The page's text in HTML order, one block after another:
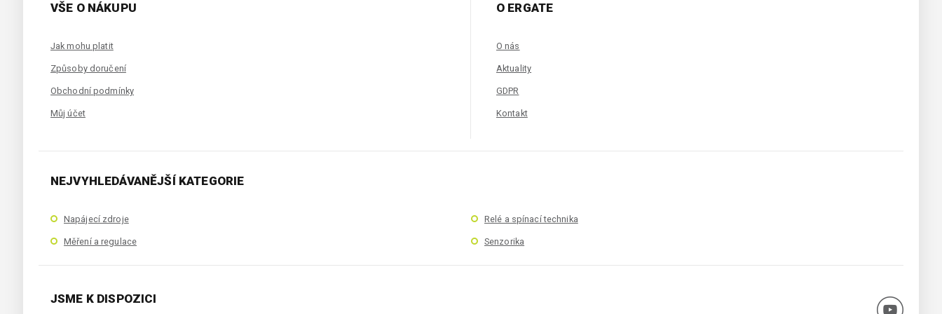
VŠE O NÁKUPU
Jak mohu platit
Způsoby doručení
Obchodní podmínky
Můj účet
O ERGATE
O nás
Aktuality
GDPR
Kontakt
NEJVYHLEDÁVANĚJŠÍ KATEGORIE
Napájecí zdroje Relé a spínací technika
Měření a regulace Senzorika
JSME K DISPOZICI